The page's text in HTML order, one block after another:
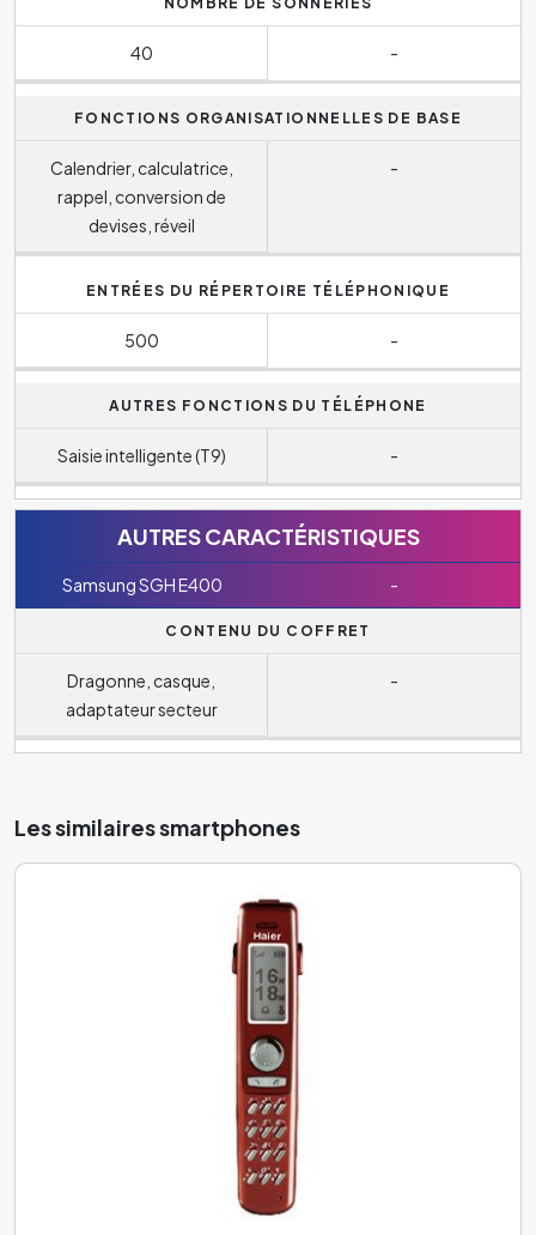
40 -
FONCTIONS ORGANISATIONNELLES DE BASE
Calendrier, calculatrice,
rappel, conversion de
devises, réveil
-
ENTRÉES DU RÉPERTOIRE TÉLÉPHONIQUE
500 -
AUTRES FONCTIONS DU TÉLÉPHONE
Saisie intelligente (T9) -
AUTRES CARACTÉRISTIQUES
Samsung SGH E400 -
CONTENU DU COFFRET
Dragonne, casque,
adaptateur secteur
-
Les similaires smartphones